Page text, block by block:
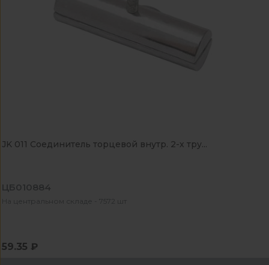
JK 011 Соединитель торцевой внутр. 2-х тру...
ЦБ010884
На центральном складе - 7572 шт
59.35 ₽